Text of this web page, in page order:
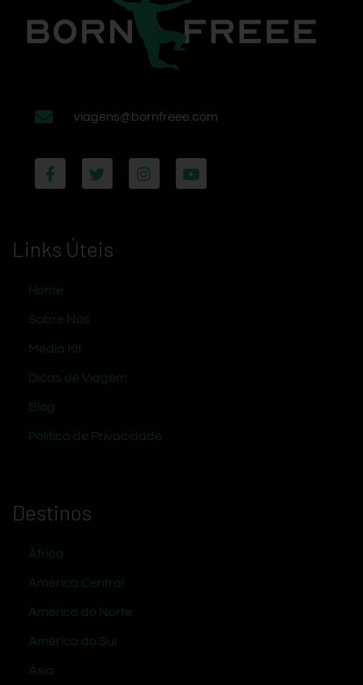
viagens@bornfreee.com
Links Úteis
Home
Sobre Nós
Media Kit
Dicas de Viagem
Blog
Política de Privacidade
Destinos
África
América Central
América do Norte
América do Sul
Ásia